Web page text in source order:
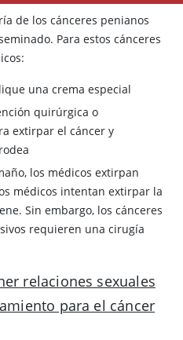
de los cánceres penianos
Para estos cánceres
una crema especial
quirúrgica o
extirpar el cáncer y
los médicos extirpan
médicos intentan extirpar la
Sin embargo, los cánceres
requieren una cirugía
relaciones sexuales
para el cáncer